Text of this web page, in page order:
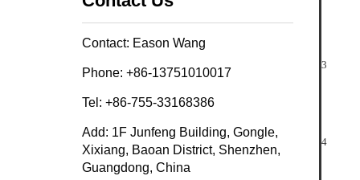
3
4
Contact: Eason Wang
Phone: +86-13751010017
Tel: +86-755-33168386
Add: 1F Junfeng Building, Gongle,
Xixiang, Baoan District, Shenzhen,
Guangdong, China